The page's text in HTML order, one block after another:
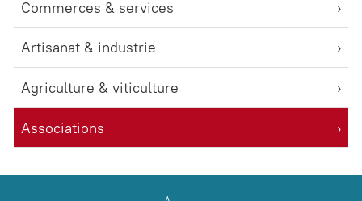
Commerces & services
Artisanat & industrie
Agriculture & viticulture
Associations